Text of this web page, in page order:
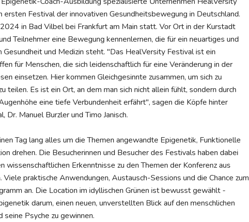
ersten Festival der innovativen Gesundheitsbewegung in Deutschland.
in Bad Vilbel bei Frankfurt am Main statt. Vor Ort in der Kurstadt
Teilnehmer eine Bewegung kennenlernen, die für ein neuartiges und
Gesundheit und Medizin steht. "Das HealVersity Festival ist ein
für Menschen, die sich leidenschaftlich für eine Veränderung in der
einsetzen. Hier kommen Gleichgesinnte zusammen, um sich zu
teilen. Es ist ein Ort, an dem man sich nicht allein fühlt, sondern durch
eine tiefe Verbundenheit erfährt", sagen die Köpfe hinter
Dr. Manuel Burzler und Timo Janisch.
Tag lang alles um die Themen angewandte Epigenetik, Funktionelle
drehen. Die Besucherinnen und Besucher des Festivals haben dabei
wissenschaftlichen Erkenntnisse zu den Themen der Konferenz aus
Viele praktische Anwendungen, Austausch-Sessions und die Chance zum
an. Die Location im idyllischen Grünen ist bewusst gewählt -
darum, einen neuen, unverstellten Blick auf den menschlichen
seine Psyche zu gewinnen.